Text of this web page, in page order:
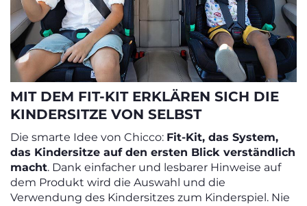
MIT DEM FIT-KIT ERKLÄREN SICH DIE
KINDERSITZE VON SELBST
Die smarte Idee von Chicco: Fit-Kit, das System,
das Kindersitze auf den ersten Blick verständlich
macht. Dank einfacher und lesbarer Hinweise auf
dem Produkt wird die Auswahl und die
Verwendung des Kindersitzes zum Kinderspiel. Nie